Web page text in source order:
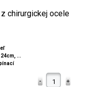
chirurgickej ocele
...